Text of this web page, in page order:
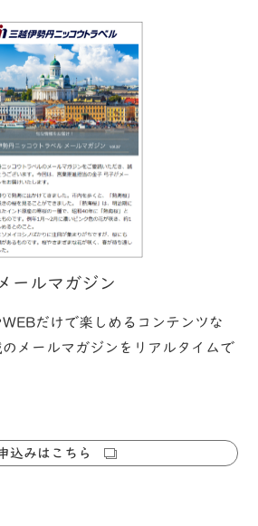
ールマガジン
だけで楽しめるコンテンツな
メールマガジンをリアルタイムで
込みはこちら